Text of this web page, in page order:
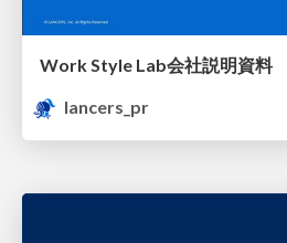
Work Style Lab会社説明資料
lancers_pr